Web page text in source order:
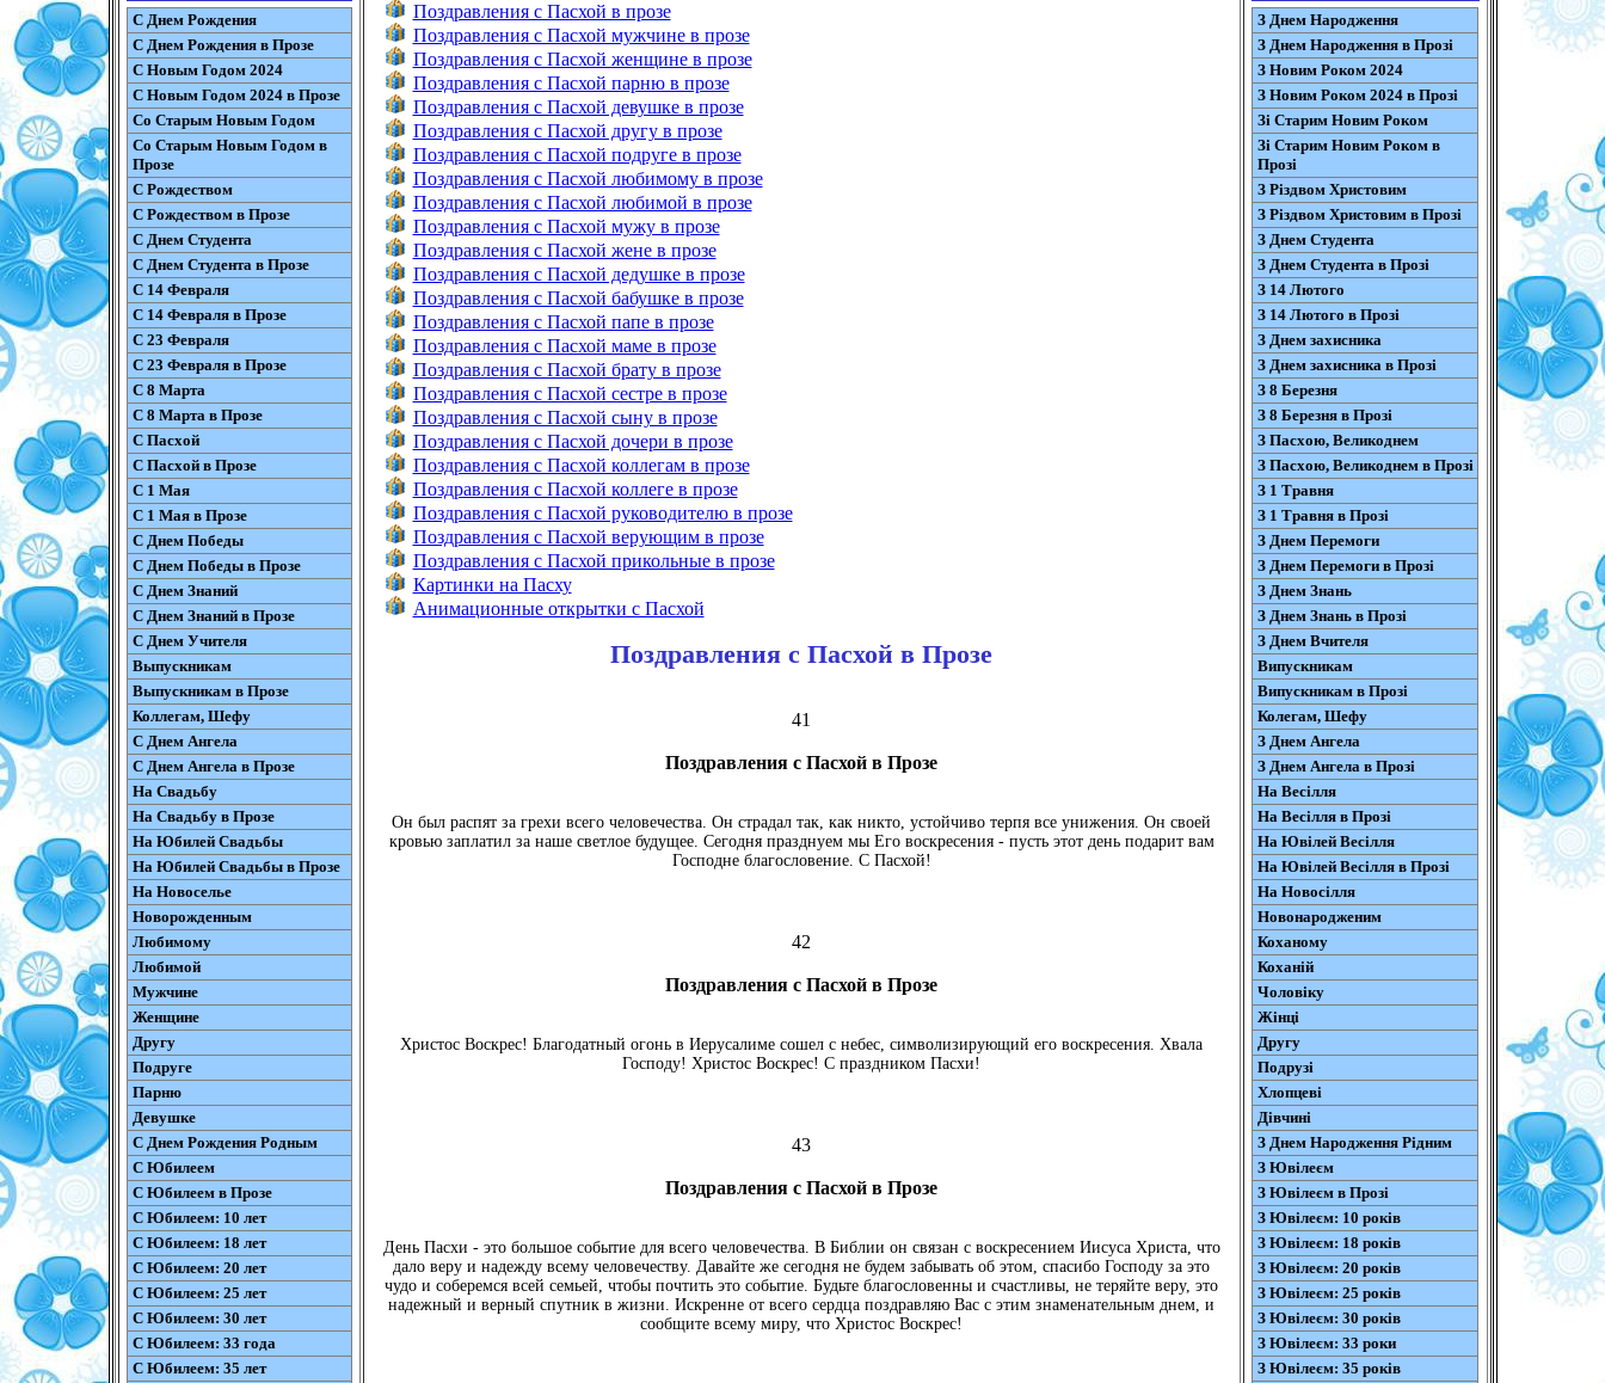
С Днем Рождения
С Днем Рождения в Прозе
С Новым Годом 2024
С Новым Годом 2024 в Прозе
Со Старым Новым Годом
Со Старым Новым Годом в
Прозе
С Рождеством
С Рождеством в Прозе
С Днем Студента
С Днем Студента в Прозе
С 14 Февраля
С 14 Февраля в Прозе
С 23 Февраля
С 23 Февраля в Прозе
С 8 Марта
С 8 Марта в Прозе
С Пасхой
С Пасхой в Прозе
С 1 Мая
С 1 Мая в Прозе
С Днем Победы
С Днем Победы в Прозе
С Днем Знаний
С Днем Знаний в Прозе
С Днем Учителя
Выпускникам
Выпускникам в Прозе
Коллегам, Шефу
С Днем Ангела
С Днем Ангела в Прозе
На Свадьбу
На Свадьбу в Прозе
На Юбилей Свадьбы
На Юбилей Свадьбы в Прозе
На Новоселье
Новорожденным
Любимому
Любимой
Мужчине
Женщине
Другу
Подруге
Парню
Девушке
С Днем Рождения Родным
С Юбилеем
С Юбилеем в Прозе
С Юбилеем: 10 лет
С Юбилеем: 18 лет
С Юбилеем: 20 лет
С Юбилеем: 25 лет
С Юбилеем: 30 лет
С Юбилеем: 33 года
С Юбилеем: 35 лет
Поздравления с Пасхой в прозе
Поздравления с Пасхой мужчине в прозе
Поздравления с Пасхой женщине в прозе
Поздравления с Пасхой парню в прозе
Поздравления с Пасхой девушке в прозе
Поздравления с Пасхой другу в прозе
Поздравления с Пасхой подруге в прозе
Поздравления с Пасхой любимому в прозе
Поздравления с Пасхой любимой в прозе
Поздравления с Пасхой мужу в прозе
Поздравления с Пасхой жене в прозе
Поздравления с Пасхой дедушке в прозе
Поздравления с Пасхой бабушке в прозе
Поздравления с Пасхой папе в прозе
Поздравления с Пасхой маме в прозе
Поздравления с Пасхой брату в прозе
Поздравления с Пасхой сестре в прозе
Поздравления с Пасхой сыну в прозе
Поздравления с Пасхой дочери в прозе
Поздравления с Пасхой коллегам в прозе
Поздравления с Пасхой коллеге в прозе
Поздравления с Пасхой руководителю в прозе
Поздравления с Пасхой верующим в прозе
Поздравления с Пасхой прикольные в прозе
Картинки на Пасху
Анимационные открытки с Пасхой
Поздравления с Пасхой в Прозе
41
Поздравления с Пасхой в Прозе
Он был распят за грехи всего человечества. Он страдал так, как никто, устойчиво терпя все унижения. Он своей
кровью заплатил за наше светлое будущее. Сегодня празднуем мы Его воскресения - пусть этот день подарит вам
Господне благословение. С Пасхой!
42
Поздравления с Пасхой в Прозе
Христос Воскрес! Благодатный огонь в Иерусалиме сошел с небес, символизирующий его воскресения. Хвала
Господу! Христос Воскрес! С праздником Пасхи!
43
Поздравления с Пасхой в Прозе
День Пасхи - это большое событие для всего человечества. В Библии он связан с воскресением Иисуса Христа, что
дало веру и надежду всему человечеству. Давайте же сегодня не будем забывать об этом, спасибо Господу за это
чудо и соберемся всей семьей, чтобы почтить это событие. Будьте благословенны и счастливы, не теряйте веру, это
надежный и верный спутник в жизни. Искренне от всего сердца поздравляю Вас с этим знаменательным днем, и
сообщите всему миру, что Христос Воскрес!
З Днем Народження
З Днем Народження в Прозі
З Новим Роком 2024
З Новим Роком 2024 в Прозі
Зі Старим Новим Роком
Зі Старим Новим Роком в
Прозі
З Різдвом Христовим
З Різдвом Христовим в Прозі
З Днем Студента
З Днем Студента в Прозі
З 14 Лютого
З 14 Лютого в Прозі
З Днем захисника
З Днем захисника в Прозі
З 8 Березня
З 8 Березня в Прозі
З Пасхою, Великоднем
З Пасхою, Великоднем в Прозі
З 1 Травня
З 1 Травня в Прозі
З Днем Перемоги
З Днем Перемоги в Прозі
З Днем Знань
З Днем Знань в Прозі
З Днем Вчителя
Випускникам
Випускникам в Прозі
Колегам, Шефу
З Днем Ангела
З Днем Ангела в Прозі
На Весілля
На Весілля в Прозі
На Ювілей Весілля
На Ювілей Весілля в Прозі
На Новосілля
Новонародженим
Коханому
Коханій
Чоловіку
Жінці
Другу
Подрузі
Хлопцеві
Дівчині
З Днем Народження Рідним
З Ювілеєм
З Ювілеєм в Прозі
З Ювілеєм: 10 років
З Ювілеєм: 18 років
З Ювілеєм: 20 років
З Ювілеєм: 25 років
З Ювілеєм: 30 років
З Ювілеєм: 33 роки
З Ювілеєм: 35 років